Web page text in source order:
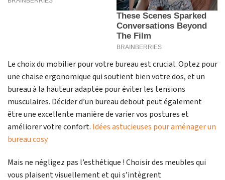
Le choix du mobilier pour votre bureau est crucial. Optez pour
une chaise ergonomique qui soutient bien votre dos, et un
bureau à la hauteur adaptée pour éviter les tensions
musculaires. Décider d’un bureau debout peut également
être une excellente manière de varier vos postures et
améliorer votre confort. Idées astucieuses pour aménager un
bureau cosy
Mais ne négligez pas l’esthétique ! Choisir des meubles qui
vous plaisent visuellement et qui s’intègrent